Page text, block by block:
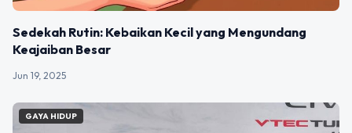
Sedekah Rutin: Kebaikan Kecil yang Mengundang
Keajaiban Besar
Jun 19, 2025
GAYA HIDUP